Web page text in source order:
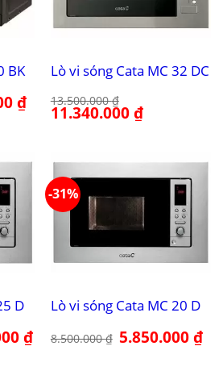
BK
₫Giá
hiện
Lò vi sóng Cata MC 32 DC
13.500.000₫
Giá
gốc
11.340.000₫Giá
hiện
D
₫Giá
hiện
-31%
Lò vi sóng Cata MC 20 D
8.500.000₫ Giá
gốc
5.850.000₫Giá